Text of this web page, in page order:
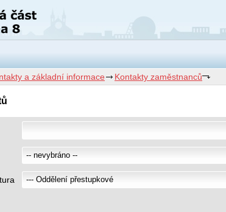
a základní informace Kontakty zaměstnanců